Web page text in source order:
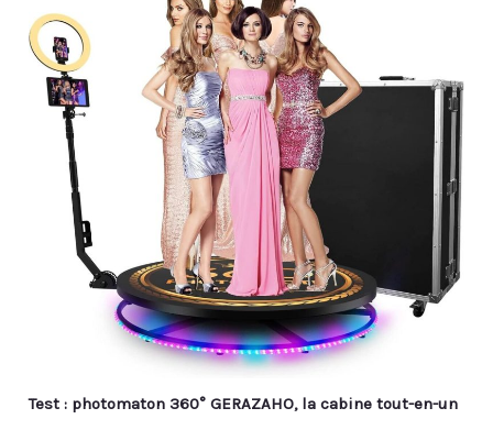
Test : photomaton 360° GERAZAHO, la cabine tout-en-un